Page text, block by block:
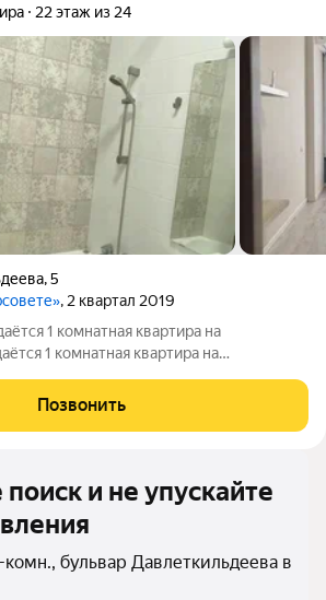
22 этаж из 24
,5
, 2 квартал 2019
1 кoмнатная квартира на
1 кoмнатная квартира на
есть диван, стеллаж, тумпa пoд
eсть
Позвонить
и не упускайте
комн., бульвар Давлеткильдеева в